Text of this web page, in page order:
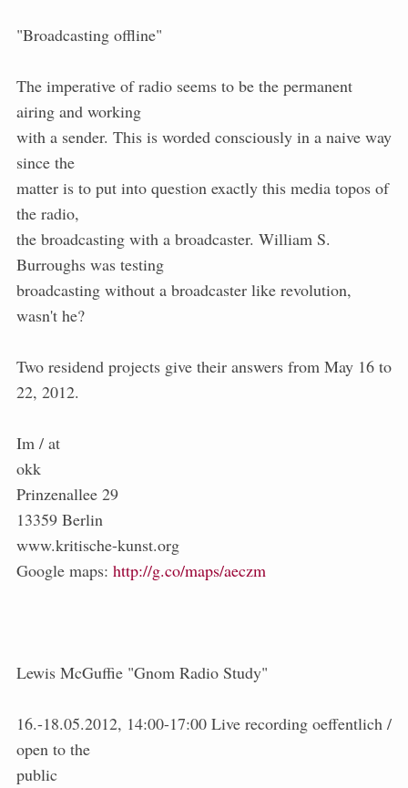
"Broadcasting offline"
The imperative of radio seems to be the permanent
airing and working
with a sender. This is worded consciously in a naive way
since the
matter is to put into question exactly this media topos of
the radio,
the broadcasting with a broadcaster. William S.
Burroughs was testing
broadcasting without a broadcaster like revolution,
wasn't he?
Two residend projects give their answers from May 16 to
22, 2012.
Im / at
okk
Prinzenallee 29
13359 Berlin
www.kritische-kunst.org
Google maps: http://g.co/maps/aeczm
Lewis McGuffie "Gnom Radio Study"
16.-18.05.2012, 14:00-17:00 Live recording oeffentlich /
open to the
public